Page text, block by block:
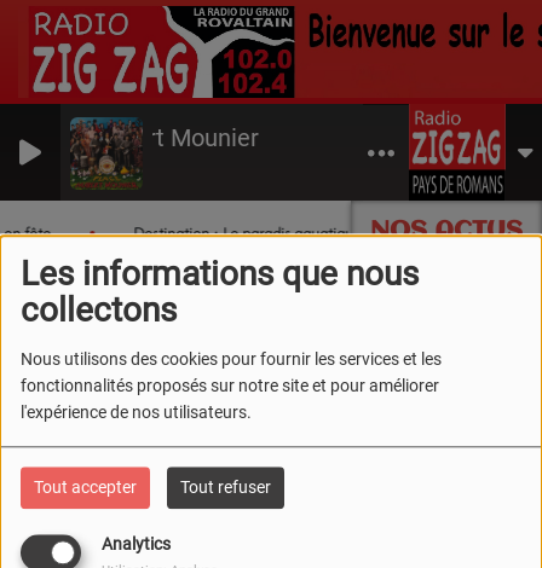
Les informations que nous
collectons
Nous utilisons des cookies pour fournir les services et les
fonctionnalités proposés sur notre site et pour améliorer
l'expérience de nos utilisateurs.
Tout accepter Tout refuser
Analytics
Hubert Mounier
LLAG
NOS ACTUS
fête Destination : Le paradis aquatique du Sud Drôme !